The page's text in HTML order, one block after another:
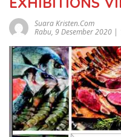
Suara Kristen.com
Rabu, 9 Desember 2020 |